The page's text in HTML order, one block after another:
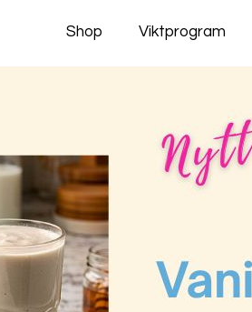
Shop Viktprogram